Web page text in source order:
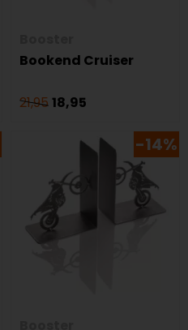
Bookend Cruiser
21,9518,95
-14%